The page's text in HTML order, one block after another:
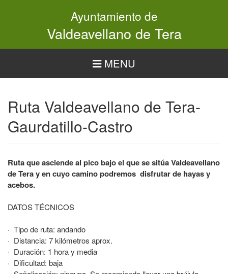
Ayuntamiento de
Valdeavellano de Tera
MENU
Ruta Valdeavellano de Tera-
Gaurdatillo-Castro
Ruta que asciende al pico bajo el que se sitúa Valdeavellano
de Tera y en cuyo camino podremos disfrutar de hayas y
acebos.
DATOS TÉCNICOS
· Tipo de ruta: andando
· Distancia: 7 kilómetros aprox.
· Duración: 1 hora y media
· Dificultad: baja